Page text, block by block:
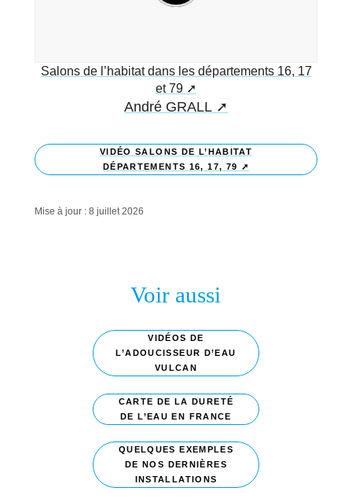
Salons de l’habitat dans les départements 16, 17
et 79
André GRALL
VIDÉO SALONS DE L’HABITAT
DÉPARTEMENTS 16, 17, 79
Mise à jour : 8 juillet 2026
Voir aussi
VIDÉOS DE
L’ADOUCISSEUR D’EAU
VULCAN
CARTE DE LA DURETÉ
DE L’EAU EN FRANCE
QUELQUES EXEMPLES
DE NOS DERNIÈRES
INSTALLATIONS